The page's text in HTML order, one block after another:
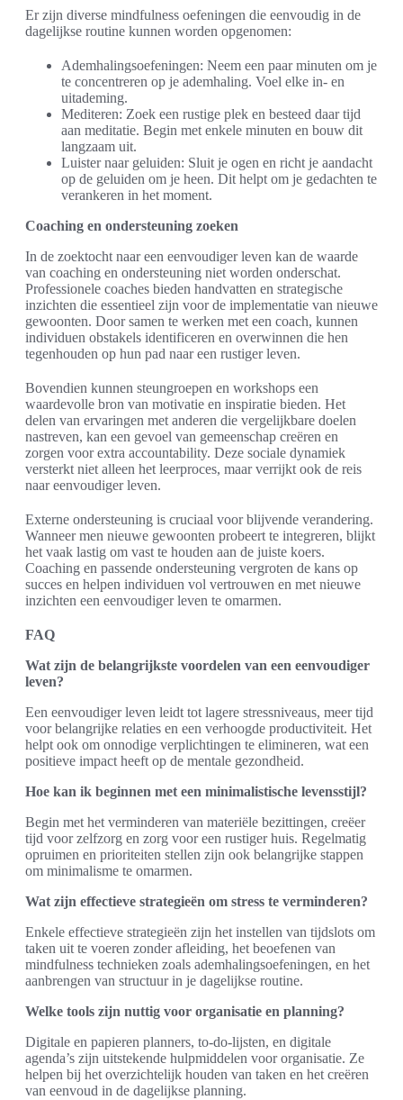
Er zijn diverse mindfulness oefeningen die eenvoudig in de
dagelijkse routine kunnen worden opgenomen:
Ademhalingsoefeningen: Neem een paar minuten om je
te concentreren op je ademhaling. Voel elke in- en
uitademing.
Mediteren: Zoek een rustige plek en besteed daar tijd
aan meditatie. Begin met enkele minuten en bouw dit
langzaam uit.
Luister naar geluiden: Sluit je ogen en richt je aandacht
op de geluiden om je heen. Dit helpt om je gedachten te
verankeren in het moment.
Coaching en ondersteuning zoeken
In de zoektocht naar een eenvoudiger leven kan de waarde
van coaching en ondersteuning niet worden onderschat.
Professionele coaches bieden handvatten en strategische
inzichten die essentieel zijn voor de implementatie van nieuwe
gewoonten. Door samen te werken met een coach, kunnen
individuen obstakels identificeren en overwinnen die hen
tegenhouden op hun pad naar een rustiger leven.
Bovendien kunnen steungroepen en workshops een
waardevolle bron van motivatie en inspiratie bieden. Het
delen van ervaringen met anderen die vergelijkbare doelen
nastreven, kan een gevoel van gemeenschap creëren en
zorgen voor extra accountability. Deze sociale dynamiek
versterkt niet alleen het leerproces, maar verrijkt ook de reis
naar eenvoudiger leven.
Externe ondersteuning is cruciaal voor blijvende verandering.
Wanneer men nieuwe gewoonten probeert te integreren, blijkt
het vaak lastig om vast te houden aan de juiste koers.
Coaching en passende ondersteuning vergroten de kans op
succes en helpen individuen vol vertrouwen en met nieuwe
inzichten een eenvoudiger leven te omarmen.
FAQ
Wat zijn de belangrijkste voordelen van een eenvoudiger
leven?
Een eenvoudiger leven leidt tot lagere stressniveaus, meer tijd
voor belangrijke relaties en een verhoogde productiviteit. Het
helpt ook om onnodige verplichtingen te elimineren, wat een
positieve impact heeft op de mentale gezondheid.
Hoe kan ik beginnen met een minimalistische levensstijl?
Begin met het verminderen van materiële bezittingen, creëer
tijd voor zelfzorg en zorg voor een rustiger huis. Regelmatig
opruimen en prioriteiten stellen zijn ook belangrijke stappen
om minimalisme te omarmen.
Wat zijn effectieve strategieën om stress te verminderen?
Enkele effectieve strategieën zijn het instellen van tijdslots om
taken uit te voeren zonder afleiding, het beoefenen van
mindfulness technieken zoals ademhalingsoefeningen, en het
aanbrengen van structuur in je dagelijkse routine.
Welke tools zijn nuttig voor organisatie en planning?
Digitale en papieren planners, to-do-lijsten, en digitale
agenda’s zijn uitstekende hulpmiddelen voor organisatie. Ze
helpen bij het overzichtelijk houden van taken en het creëren
van eenvoud in de dagelijkse planning.